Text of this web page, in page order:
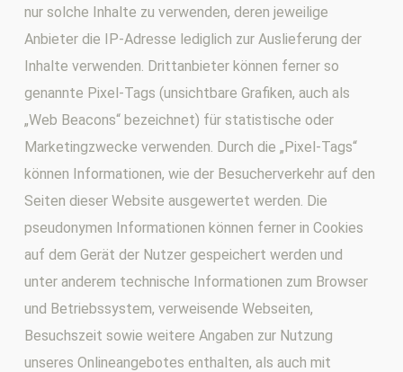
nur solche Inhalte zu verwenden, deren jeweilige
Anbieter die IP-Adresse lediglich zur Auslieferung der
Inhalte verwenden. Drittanbieter können ferner so
genannte Pixel-Tags (unsichtbare Grafiken, auch als
„Web Beacons“ bezeichnet) für statistische oder
Marketingzwecke verwenden. Durch die „Pixel-Tags“
können Informationen, wie der Besucherverkehr auf den
Seiten dieser Website ausgewertet werden. Die
pseudonymen Informationen können ferner in Cookies
auf dem Gerät der Nutzer gespeichert werden und
unter anderem technische Informationen zum Browser
und Betriebssystem, verweisende Webseiten,
Besuchszeit sowie weitere Angaben zur Nutzung
unseres Onlineangebotes enthalten, als auch mit